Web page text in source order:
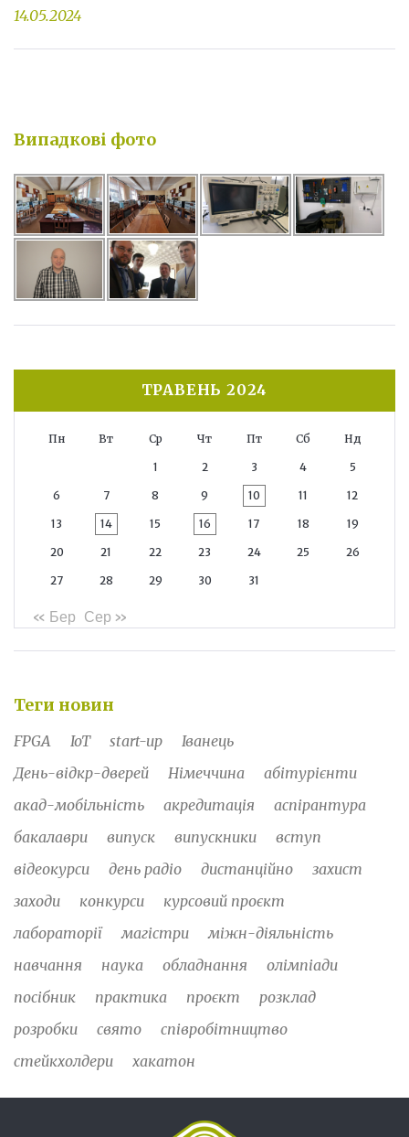
14.05.2024
Випадкові фото
ТРАВЕНЬ 2024
Пн Вт Ср Чт Пт Сб Нд
1 2 3 4 5
6 7 8 9 10 11 12
13 14 15 16 17 18 19
20 21 22 23 24 25 26
27 28 29 30 31
« Бер Сер »
Теги новин
FPGA IoT start-up
Іванець
День-відкр-дверей
Німеччина
абітурієнти
акад-мобільність
акредитація
аспірантура
бакалаври
випуск випускники
вступ
відеокурси
день радіо дистанційно
захист
заходи
конкурси
курсовий проєкт
лабораторії
магістри
міжн-діяльність
навчання
наука обладнання
олімпіади
посібник
практика проєкт
розклад
розробки
свято
співробітництво
стейкхолдери
хакатон